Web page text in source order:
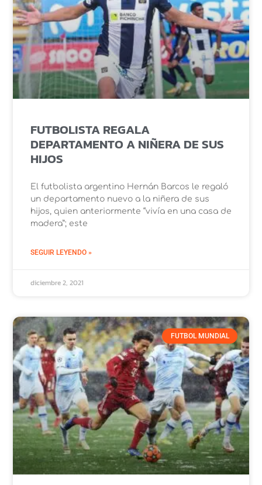
FUTBOLISTA REGALA
DEPARTAMENTO A NIÑERA DE SUS
HIJOS
El futbolista argentino Hernán Barcos le regaló
un departamento nuevo a la niñera de sus
hijos, quien anteriormente “vivía en una casa de
madera”; este
SEGUIR LEYENDO »
diciembre 2, 2021
FUTBOL MUNDIAL